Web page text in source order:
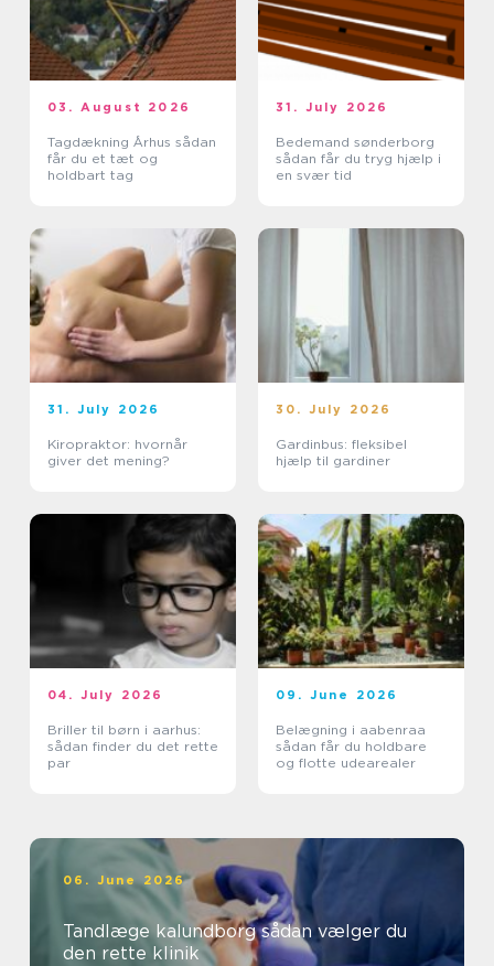
03. August 2026
Tagdækning Århus sådan
får du et tæt og
holdbart tag
31. July 2026
Bedemand sønderborg
sådan får du tryg hjælp i
en svær tid
31. July 2026
Kiropraktor: hvornår
giver det mening?
30. July 2026
Gardinbus: fleksibel
hjælp til gardiner
04. July 2026
Briller til børn i aarhus:
sådan finder du det rette
par
09. June 2026
Belægning i aabenraa
sådan får du holdbare
og flotte udearealer
06. June 2026
Tandlæge kalundborg sådan vælger du
den rette klinik